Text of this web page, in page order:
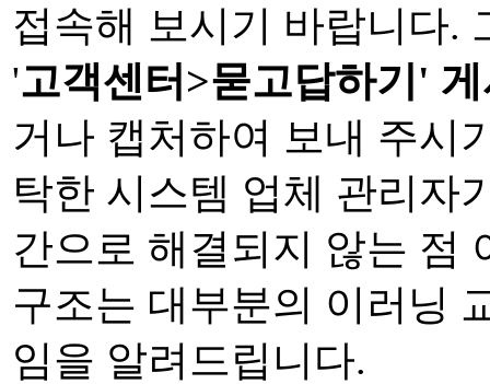
접속해 보시기 바랍니다.
'고객센터>묻고답하기'
거나 캡처하여 보내 주시
탁한 시스템 업체 관리자
간으로 해결되지 않는 점
구조는 대부분의 이러닝
임을 알려드립니다.